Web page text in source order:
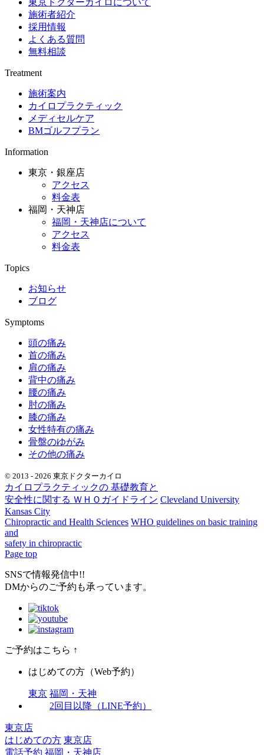
東京ドクターカイロについて
施術者紹介
採用情報
よくある質問
無料相談
Treatment
施術案内
カイロプラクティック
メディセルケア
BMゴルフプラン
Information
東京・銀座店
アクセス
料金表
福岡・天神店
福岡・天神店について
アクセス
料金表
Topics
お知らせ
ブログ
Symptoms
頭の痛み
首の痛み
肩の痛み
背中の痛み
腰の痛み
肘の痛み
膝の痛み
女性特有の痛み
骨盤のゆがみ
その他の痛み
© 2013 - 2026 東京ドクターカイロ
カイロプラクティックの 基礎教育と
安全性に関する ＷＨＯガイドライン Cleveland University
Kansas City
Chiropractic and Health Sciences WHO guidelines on basic training
and
safety in chiropractic
Page top
SNSで情報発信中!!
DMからのご予約も承っています。
ご予約はこちら ↑
はじめての方（Web予約）
東京 福岡・天神
2回目以降（LINE予約）
東京店
はじめての方 東京店
電話予約 福岡・天神店